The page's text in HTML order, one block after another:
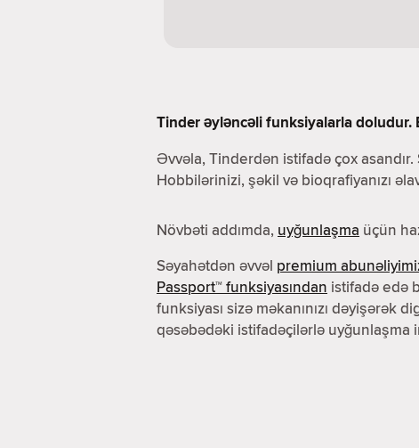
Tinder əyləncəli funksiyalarla doludur.
Əvvəla, Tinderdən istifadə çox asandır.
Hobbilərinizi, şəkil və bioqrafiyanızı
Növbəti addımda, uyğunlaşma üçün
Səyahətdən əvvəl premium
Passport™ funksiyasından istifadə edə
funksiyası sizə məkanınızı dəyişərək
qəsəbədəki istifadəçilərlə uyğunlaşma